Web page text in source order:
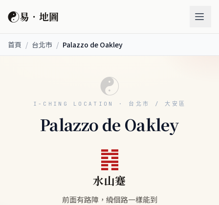
☯易．地圖
首頁 / 台北市 / Palazzo de Oakley
☯
I-CHING LOCATION · 台北市 / 大安區
Palazzo de Oakley
䷦
水山蹇
前面有路障，繞個路一樣能到